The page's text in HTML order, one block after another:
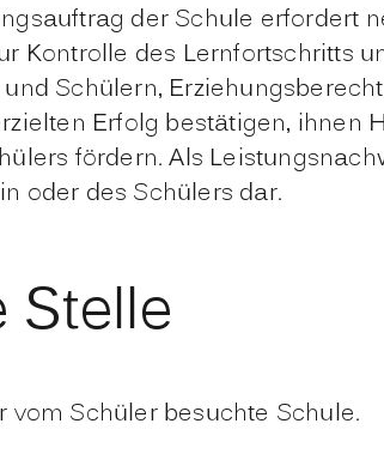
der Schule erfordert
Kontrolle des Lernfortschritts
Schülern,
Erfolg bestätigen,
fördern. Als
oder des Schülers dar.
vom Schüler besuchte Schule.